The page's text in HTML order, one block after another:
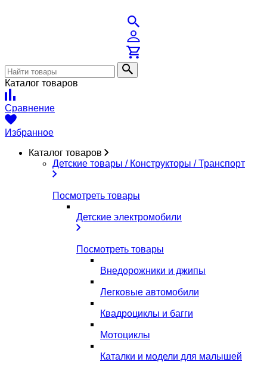
Каталог товаров
Сравнение
Избранное
Каталог товаров
Детские товары / Конструкторы / Транспорт
Посмотреть товары
Детские электромобили
Посмотреть товары
Внедорожники и джипы
Легковые автомобили
Квадроциклы и багги
Мотоциклы
Каталки и модели для малышей